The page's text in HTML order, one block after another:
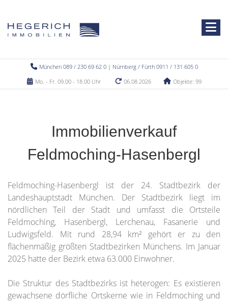
München 089 / 230 69 62 0 | Nürnberg / Fürth 0911 / 131 605 0
Mo. - Fr. 09.00 - 18.00 Uhr
06.08.2026 Objekte: 99
Immobilienverkauf
Feldmoching-Hasenbergl
Feldmoching-Hasenbergl ist der 24. Stadtbezirk der
Landeshauptstadt München. Der Stadtbezirk liegt im
nördlichen Teil der Stadt und umfasst die Ortsteile
Feldmoching, Hasenbergl, Lerchenau, Fasanerie und
Ludwigsfeld. Mit rund 28,94 km² gehört er zu den
flächenmäßig größten Stadtbezirken Münchens. Im Januar
2025 hatte der Bezirk etwa 63.000 Einwohner.
Die Struktur des Stadtbezirks ist heterogen: Es existieren
gewachsene dörfliche Ortskerne wie in Feldmoching und